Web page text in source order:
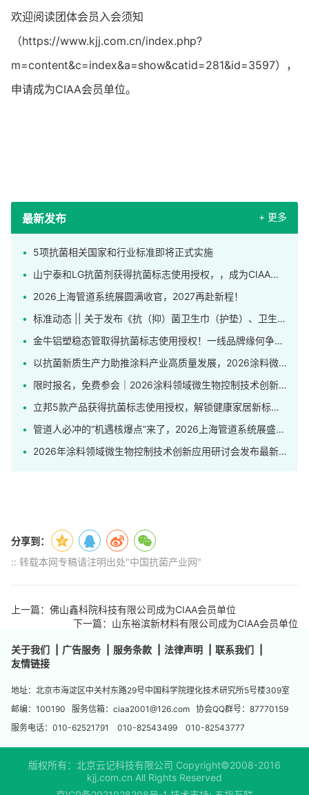
欢迎阅读团体会员入会须知
（https://www.kjj.com.cn/index.php?
m=content&c=index&a=show&catid=281&id=3597），
申请成为CIAA会员单位。
最新发布 + 更多
5项抗菌相关国家和行业标准即将正式实施
山宁泰和LG抗菌剂获得抗菌标志使用授权，，成为CIAA合格抗菌材料供应商
2026上海管道系统展圆满收官，2027再赴新程！
标准动态 || 关于发布《抗（抑）菌卫生巾（护垫）、卫生裤》团体标准的公告
金牛铝塑稳态管取得抗菌标志使用授权！一线品牌缘何争相申领这枚标识？
以抗菌新质生产力助推涂料产业高质量发展，2026涂料微生物控制技术创新应用研讨会在上海举行
限时报名，免费参会｜2026涂料领域微生物控制技术创新应用研讨会发布完整日程！
立邦5款产品获得抗菌标志使用授权，解锁健康家居新标杆！
管道人必冲的“机遇核爆点”来了，2026上海管道系统展盛大开幕！
2026年涂料领域微生物控制技术创新应用研讨会发布最新日程
分享到：
:: 转载本网专稿请注明出处"中国抗菌产业网"
上一篇：佛山鑫科院科技有限公司成为CIAA会员单位
下一篇：山东裕滨新材料有限公司成为CIAA会员单位
关于我们 广告服务 服务条款 法律声明 联系我们
友情链接
地址：北京市海淀区中关村东路29号中国科学院理化技术研究所5号楼309室
邮编：100190 服务信箱：ciaa2001@126.com 协会QQ群号：87770159
服务电话：010-62521791 010-82543499 010-82543777
版权所有：北京云记科技有限公司 Copyright©2008-2016
kjj.com.cn All Rights Reserved